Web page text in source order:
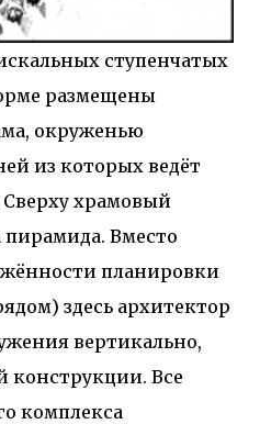
ступенчатых
размещены
окруженью
из которых ведёт
храмовый
пирамида. Вместо
планировки
здесь архитектор
вертикально,
конструкции. Все
комплекса